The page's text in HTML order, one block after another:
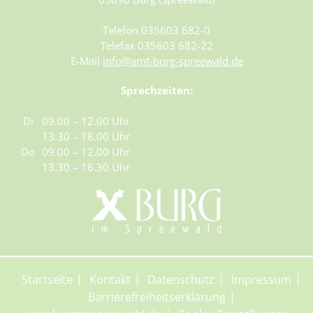
Telefon 035603 682-0
Telefax 035603 682-22
E-Mail info@amt-burg-spreewald.de
Sprechzeiten:
Di
09.00 – 12.00 Uhr
13.30 – 18.00 Uhr
Do 09.00 – 12.00 Uhr
13.30 – 16.30 Uhr
Startseite Kontakt Datenschutz
Impressum
Barrierefreiheitserklärung